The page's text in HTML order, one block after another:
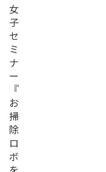
女
子
セ
ミ
ナ
ー
『
お
掃
除
ロ
ボ